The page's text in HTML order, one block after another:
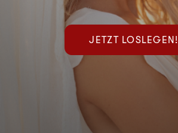
JETZT LOSLEGEN!